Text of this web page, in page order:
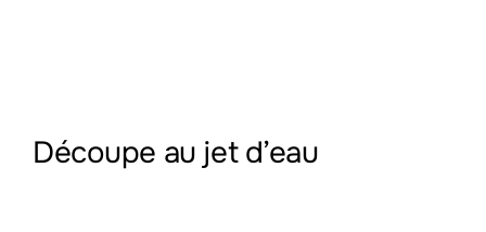
Découpe au jet d’eau